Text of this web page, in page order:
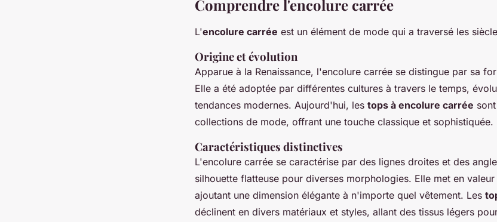
Comprendre l'encolure carrée
L'encolure carrée est un élément de mode qui a traversé les
Origine et évolution
Apparue à la Renaissance, l'encolure carrée se distingue par sa
Elle a été adoptée par différentes cultures à travers le temps,
tendances modernes. Aujourd'hui, les tops à encolure carrée
collections de mode, offrant une touche classique et sophistiquée.
Caractéristiques distinctives
L'encolure carrée se caractérise par des lignes droites et des
silhouette flatteuse pour diverses morphologies. Elle met en
ajoutant une dimension élégante à n'importe quel vêtement. Les
déclinent en divers matériaux et styles, allant des tissus légers